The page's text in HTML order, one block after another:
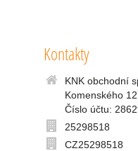
Kontakty
KNK obchodní
Komenského
Číslo účtu:
25298518
CZ25298518